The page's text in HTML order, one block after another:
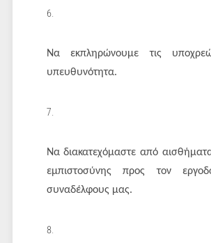
Να εκπληρώνουμε τις
υπευθυνότητα.
Να διακατεχόμαστε από
εμπιστοσύνης προς τον
συναδέλφους μας.